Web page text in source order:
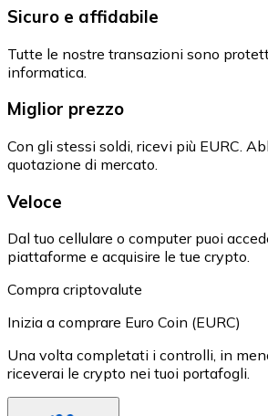
Sicuro e affidabile
Tutte le nostre transazioni sono
informatica.
Miglior prezzo
Con gli stessi soldi, ricevi più EURC.
quotazione di mercato.
Veloce
Dal tuo cellulare o computer puoi
piattaforme e acquisire le tue crypto.
Compra criptovalute
Inizia a comprare Euro Coin (EURC)
Una volta completati i controlli, in
riceverai le crypto nei tuoi portafogli.